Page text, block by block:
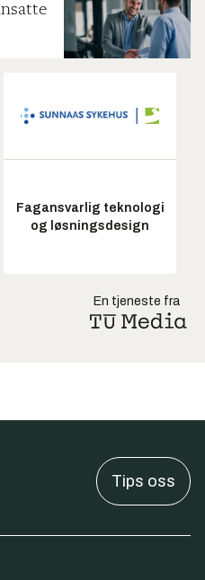
Fagansvarlig teknologi
og løsningsdesign
En tjeneste fra
Tips oss